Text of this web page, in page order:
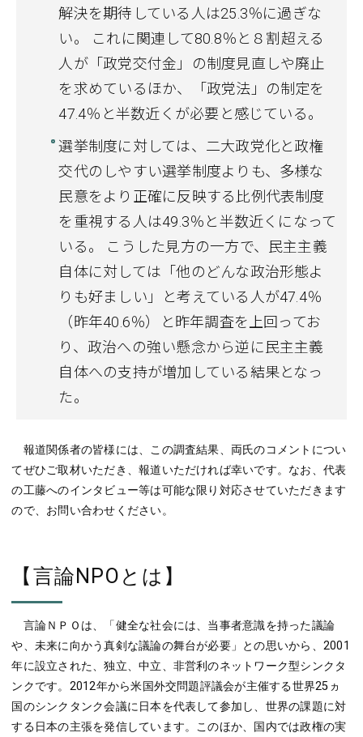
解決を期待している人は25.3％に過ぎな
い。 これに関連して80.8％と８割超える
人が「政党交付金」の制度見直しや廃止
を求めているほか、「政党法」の制定を
47.4％と半数近くが必要と感じている。
選挙制度に対しては、二大政党化と政権
交代のしやすい選挙制度よりも、多様な
民意をより正確に反映する比例代表制度
を重視する人は49.3％と半数近くになって
いる。 こうした見方の一方で、民主主義
自体に対しては「他のどんな政治形態よ
りも好ましい」と考えている人が47.4％
（昨年40.6％）と昨年調査を上回ってお
り、政治への強い懸念から逆に民主主義
自体への支持が増加している結果となっ
た。
報道関係者の皆様には、この調査結果、両氏のコメントについ
てぜひご取材いただき、報道いただければ幸いです。なお、代表
の工藤へのインタビュー等は可能な限り対応させていただきます
ので、お問い合わせください。
【言論NPOとは】
言論ＮＰＯは、「健全な社会には、当事者意識を持った議論
や、未来に向かう真剣な議論の舞台が必要」との思いから、2001
年に設立された、独立、中立、非営利のネットワーク型シンクタ
ンクです。2012年から米国外交問題評議会が主催する世界25ヵ
国のシンクタンク会議に日本を代表して参加し、世界の課題に対
する日本の主張を発信しています。このほか、国内では政権の実